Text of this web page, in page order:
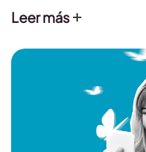
éxito con tu cuenta.
Leer más